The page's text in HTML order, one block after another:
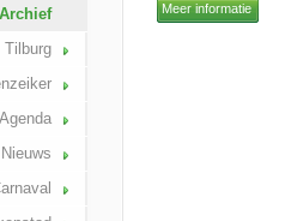
Archief
Tilburg
Agenda
Nieuws
Meer informatie